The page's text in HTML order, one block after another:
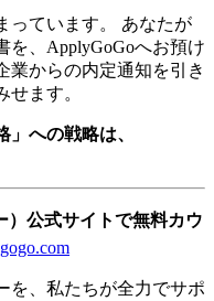
っています。 あなたが
を、ApplyGoGoへお預け
業からの内定通知を引き
ます。
」への戦略は、
）公式サイトで無料カウ
を、私たちが全力でサポ